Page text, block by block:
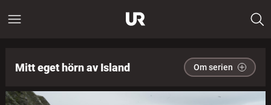
Mitt eget hörn av Island Om serien